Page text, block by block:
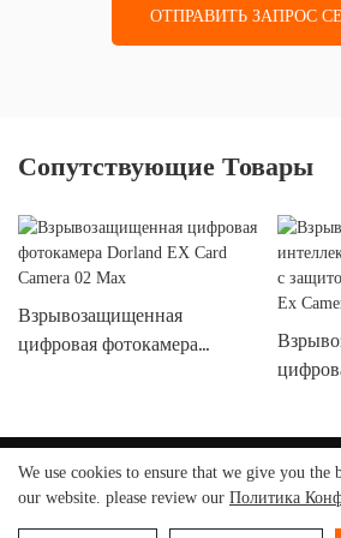
ОТПРАВИТЬ ЗАПРОС
Сопутствующие Товары
Взрывозащищенная
цифровая фотокамера
© 2025Пекин Дорланд System Control
www.dorland-ex.com|Карта сайта |
We use cookies to ensure that we give you the
our website. please review our Политика